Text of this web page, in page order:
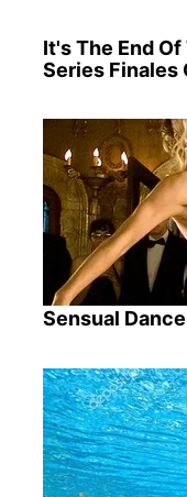
It's The End
Series Finales
Sensual